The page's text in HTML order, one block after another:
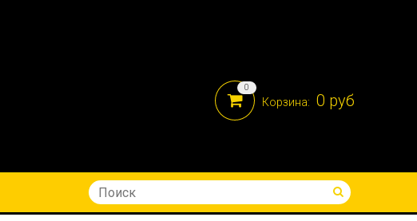
0
Корзина: 0 руб